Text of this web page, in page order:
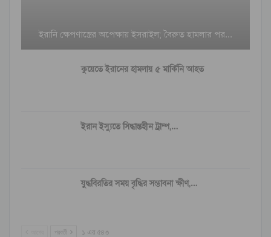
ইরানি ক্ষেপণাস্ত্রের অপেক্ষায় ইসরাইল; বৈরুত হামলার পর…
কুয়েতে ইরানের হামলায় ৫ মার্কিনি আহত
ইরান ইস্যুতে সিদ্ধান্তহীন ট্রাম্প,…
যুদ্ধবিরতির সময় বৃদ্ধির সম্ভাবনা ক্ষীণ,…
পরবর্তী ১ এর ৫৪৩